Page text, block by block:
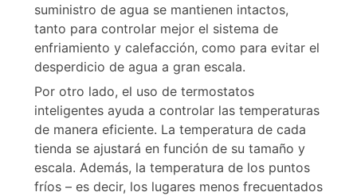
suministro de agua se mantienen intactos,
tanto para controlar mejor el sistema de
enfriamiento y calefacción, como para evitar el
desperdicio de agua a gran escala.
Por otro lado, el uso de termostatos
inteligentes ayuda a controlar las temperaturas
de manera eficiente. La temperatura de cada
tienda se ajustará en función de su tamaño y
escala. Además, la temperatura de los puntos
fríos – es decir, los lugares menos frecuentados